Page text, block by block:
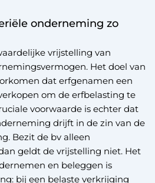
onderneming zo
vrijstelling van
Het doel van
dat erfgenamen een
om de erfbelasting te
voorwaarde is echter dat
drijft in de zin van de
Bezit de bv alleen
geldt de vrijstelling niet. Het
en beleggen is
bij een belaste verkrijging